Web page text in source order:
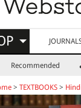
Recommended
> TEXTBOOKS >